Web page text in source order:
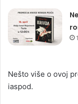
Nešto više o ovoj
iaspod.